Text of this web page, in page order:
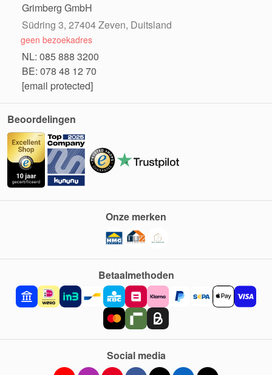
Grimberg GmbH
Südring 3, 27404 Zeven, Duitsland
geen bezoekadres
NL: 085 888 3200
BE: 078 48 12 70
[email protected]
Beoordelingen
Betaalmethoden
Onze merken
Social media